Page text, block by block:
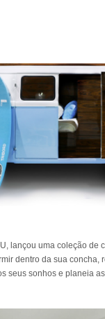
lançou uma coleção de
dentro da sua concha,
seus sonhos e planeia